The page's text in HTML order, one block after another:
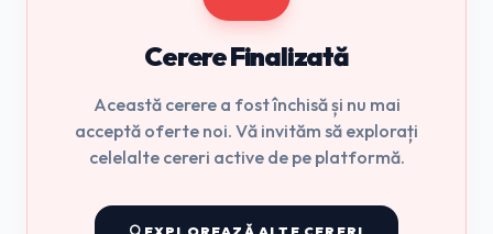
Cerere Finalizată
Această cerere a fost închisă și nu mai
acceptă oferte noi. Vă invităm să explorați
celelalte cereri active de pe platformă.